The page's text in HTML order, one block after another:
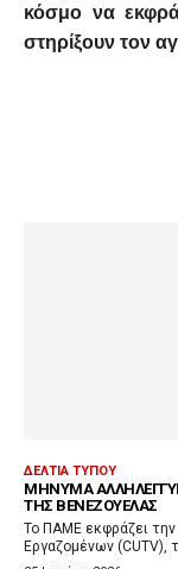
κόσμο να
στηρίξουν τον
ΔΕΛΤΊΑ ΤΎΠΟΥ
ΜΉΝΥΜΑ
ΤΗΣ ΒΕΝΕΖΟΥΈΛΑΣ
Το ΠΑΜΕ εκφράζει την
Εργαζομένων (CUTV),